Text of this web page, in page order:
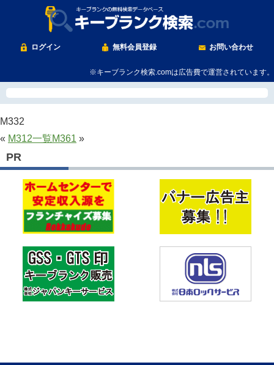
ログイン 無料会員登録 お問い合わせ
※キーブランク検索.comは広告費で運営されています。
M332
« M312一覧M361 »
PR